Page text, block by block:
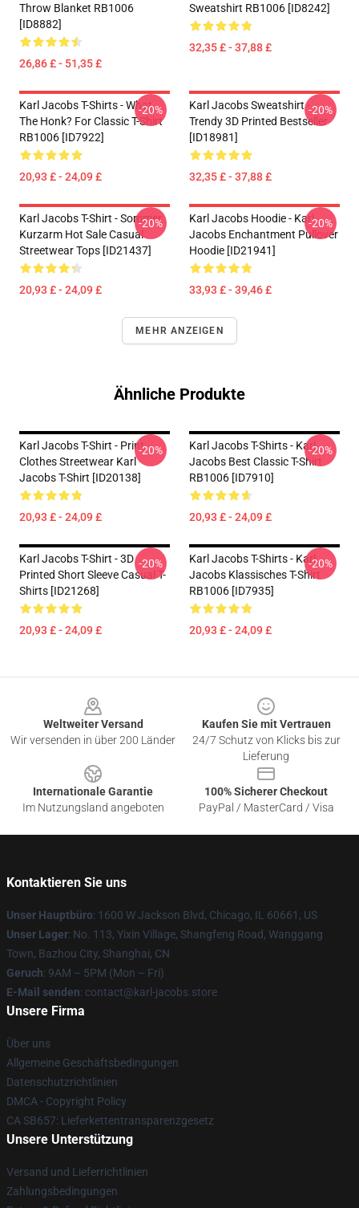
Throw Blanket RB1006
[ID8882]
26,86 £ - 51,35 £
Sweatshirt RB1006 [ID8242]
32,35 £ - 37,88 £
Karl Jacobs T-Shirts - What
The Honk? For Classic T-Shirt
RB1006 [ID7922]
20,93 £ - 24,09 £
-20%
Karl Jacobs Sweatshirt -
Trendy 3D Printed Bestseller
[ID18981]
32,35 £ - 37,88 £
-20%
Karl Jacobs T-Shirt - Sommer
Kurzarm Hot Sale Casual
Streetwear Tops [ID21437]
20,93 £ - 24,09 £
-20%
Karl Jacobs Hoodie - Karl
Jacobs Enchantment Pullover
Hoodie [ID21941]
33,93 £ - 39,46 £
-20%
MEHR ANZEIGEN
Ähnliche Produkte
Karl Jacobs T-Shirt - Print
Clothes Streetwear Karl
Jacobs T-Shirt [ID20138]
20,93 £ - 24,09 £
-20%
Karl Jacobs T-Shirts - Karl
Jacobs Best Classic T-Shirt
RB1006 [ID7910]
20,93 £ - 24,09 £
-20%
Karl Jacobs T-Shirt - 3D
Printed Short Sleeve Casual T-
Shirts [ID21268]
20,93 £ - 24,09 £
-20%
Karl Jacobs T-Shirts - Karl
Jacobs Klassisches T-Shirt
RB1006 [ID7935]
20,93 £ - 24,09 £
-20%
Weltweiter Versand
Wir versenden in über 200 Länder
Kaufen Sie mit Vertrauen
24/7 Schutz von Klicks bis zur
Lieferung
Internationale Garantie
Im Nutzungsland angeboten
100% Sicherer Checkout
PayPal / MasterCard / Visa
Kontaktieren Sie uns
Unser Hauptbüro: 1600 W Jackson Blvd, Chicago, IL 60661, US
Unser Lager: No. 113, Yixin Village, Shangfeng Road, Wanggang
Town, Bazhou City, Shanghai, CN
Geruch: 9AM – 5PM (Mon – Fri)
E-Mail senden: contact@karl-jacobs.store
Unsere Firma
Über uns
Allgemeine Geschäftsbedingungen
Datenschutzrichtlinien
DMCA - Copyright Policy
CA SB657: Lieferkettentransparenzgesetz
Unsere Unterstützung
Versand und Lieferrichtlinien
Zahlungsbedingungen